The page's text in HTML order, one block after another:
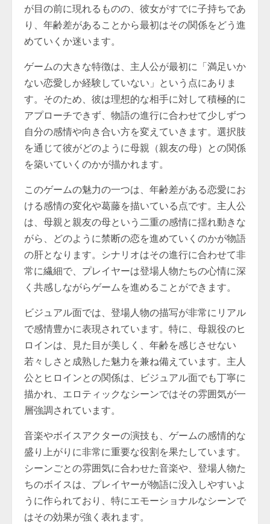
が目の前に現れるものの、彼女がすでに子持ちであ
り、年齢差があることから最初はその関係をどう進
めていくか迷います。
ゲームの大きな特徴は、主人公が最初に「満足いか
ない恋愛しか経験していない」という点にありま
す。そのため、彼は理想的な相手に対して積極的に
アプローチできず、物語の進行に合わせて少しずつ
自分の感情や向き合い方を変えていきます。選択肢
を通じて彼がどのように母親（親友の母）との関係
を築いていくのかが描かれます。
このゲームの魅力の一つは、年齢差がある恋愛にお
ける感情の変化や葛藤を描いている点です。主人公
は、母親と親友の母という二重の感情に揺れ動きな
がら、どのように禁断の恋を進めていくのかが物語
の肝となります。シナリオはその進行に合わせて非
常に繊細で、プレイヤーは登場人物たちの心情に深
く共感しながらゲームを進めることができます。
ビジュアル面では、登場人物の描写が非常にリアル
で感情豊かに表現されています。特に、母親役のヒ
ロインは、見た目が美しく、年齢を感じさせない
若々しさと成熟した魅力を兼ね備えています。主人
公とヒロインとの関係は、ビジュアル面でも丁寧に
描かれ、エロティックなシーンではその雰囲気が一
層強調されています。
音楽やボイスアクターの演技も、ゲームの感情的な
盛り上がりに非常に重要な役割を果たしています。
シーンごとの雰囲気に合わせた音楽や、登場人物た
ちのボイスは、プレイヤーが物語に没入しやすいよ
うに作られており、特にエモーショナルなシーンで
はその効果が強く表れます。